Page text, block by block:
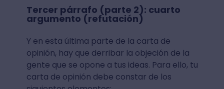
Tercer párrafo (parte 2): cuarto
argumento (refutación)
Y en esta última parte de la carta de
opinión, hay que derribar la objeción de la
gente que se opone a tus ideas. Para ello, tu
carta de opinión debe constar de los